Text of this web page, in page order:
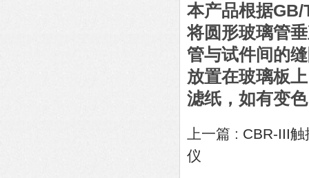
本产品根据
将圆形玻璃管
管与试件间的
放置在玻璃板
滤纸，如有变
上一篇 : CBR-III
仪